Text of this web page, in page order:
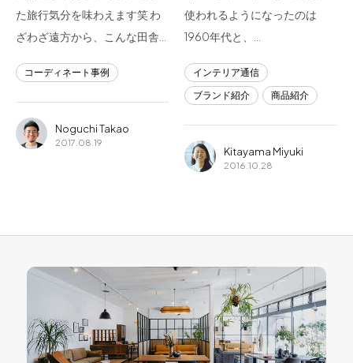
た旅行気分を味わえます笑 わ
ざわざ遠方から、こんな田舎…
コーディネート事例
Noguchi Takao
2017.08.19
使われるようになったのは
1960年代と、…
インテリア通信
ブランド紹介
商品紹介
Kitayama Miyuki
2016.10.28